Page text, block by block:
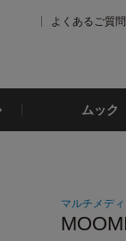
よくあるご質問
ムック
マルチメデ